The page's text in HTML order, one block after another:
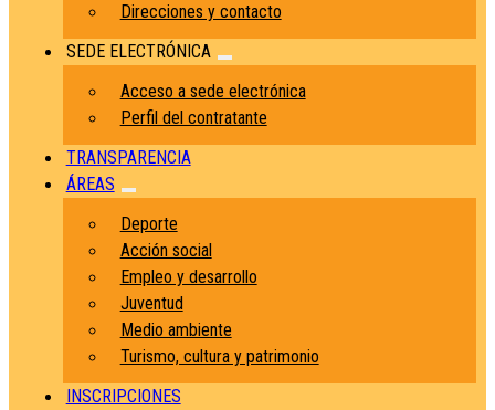
Direcciones y contacto
SEDE ELECTRÓNICA
Acceso a sede electrónica
Perfil del contratante
TRANSPARENCIA
ÁREAS
Deporte
Acción social
Empleo y desarrollo
Juventud
Medio ambiente
Turismo, cultura y patrimonio
INSCRIPCIONES